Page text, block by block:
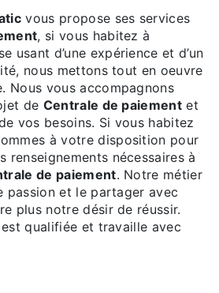
vous propose ses services
, si vous habitez à
usant d’une expérience et d’un
nous mettons tout en oeuvre
Nous vous accompagnons
de Centrale de paiement et
vos besoins. Si vous habitez
à votre disposition pour
renseignements nécessaires à
de paiement. Notre métier
passion et le partager avec
plus notre désir de réussir.
qualifiée et travaille avec